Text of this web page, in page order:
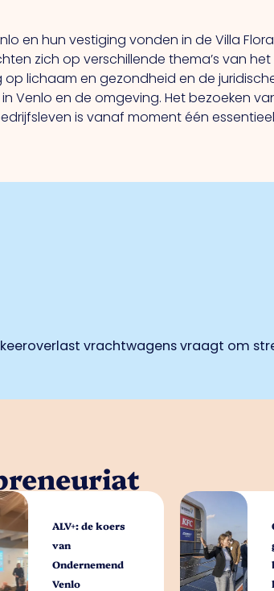
en hun vestiging vonden in de Villa
zich op verschillende thema’s van het
lichaam en gezondheid en de
Venlo en de omgeving. Het bezoeken
is vanaf moment één
vrachtwagens vraagt om
ALV+: de koers
van
Ondernemend
Venlo